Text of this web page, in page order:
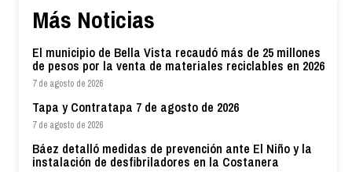
Más Noticias
El municipio de Bella Vista recaudó más de 25 millones
de pesos por la venta de materiales reciclables en 2026
7 de agosto de 2026
Tapa y Contratapa 7 de agosto de 2026
7 de agosto de 2026
Báez detalló medidas de prevención ante El Niño y la
instalación de desfibriladores en la Costanera